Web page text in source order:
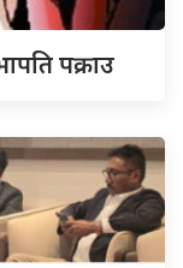
पक्राउ